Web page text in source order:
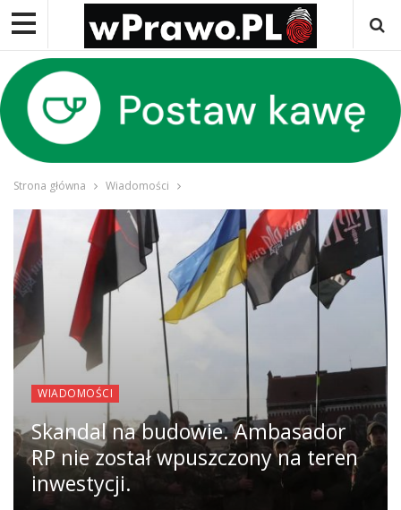
Strona główna Wiadomości
WIADOMOŚCI
Skandal na budowie. Ambasador
RP nie został wpuszczony na teren
inwestycji.